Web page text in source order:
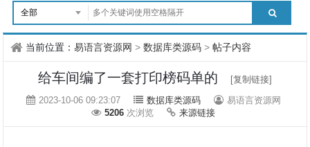
当前位置：易语言资源网 >数据库类源码 >帖子内容
给车间编了一套打印榜码单的
[复制链接]
2023-10-06 09:23:07
数据库类源码
易语言资源网
5206 次浏览 来源链接